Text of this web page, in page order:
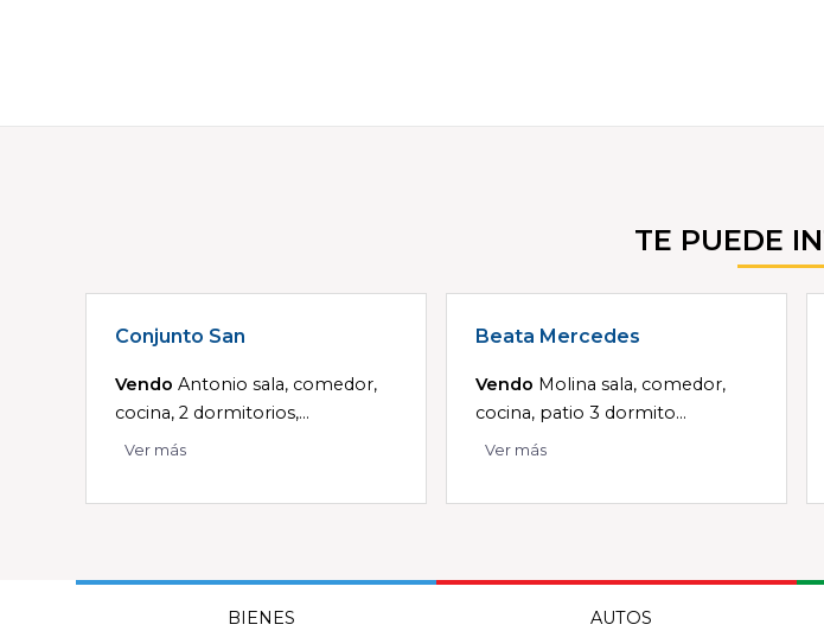
TE PUEDE
Conjunto San
Vendo Antonio sala, comedor,
cocina, 2 dormitorios,...
Ver más
Beata Mercedes
Vendo Molina sala, comedor,
cocina, patio 3 dormito...
Ver más
BIENES AUTOS